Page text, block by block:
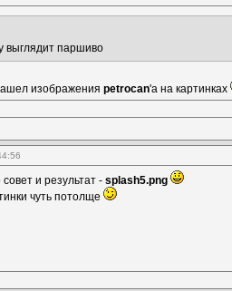
выглядит паршиво
изображенияpetrocan'а на картинках
совет и результат -splash5.png
чуть потолще